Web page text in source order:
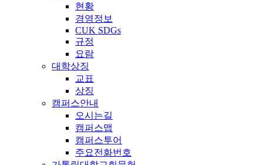
현황
경영정보
CUK SDGs
규정
요람
대학상징
교표
상징
캠퍼스안내
오시는길
캠퍼스맵
캠퍼스투어
주요전화번호